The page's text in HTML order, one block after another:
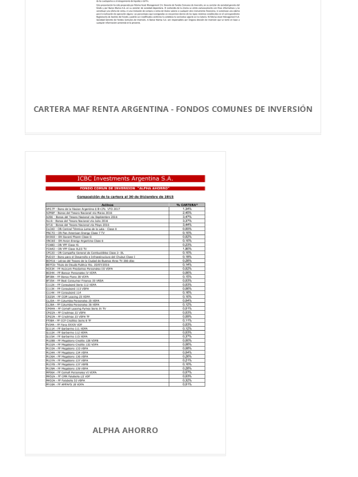
CARTERA MAF RENTA ARGENTINA - FONDOS COMUNES DE INVERSIÓN
ALPHA AHORRO